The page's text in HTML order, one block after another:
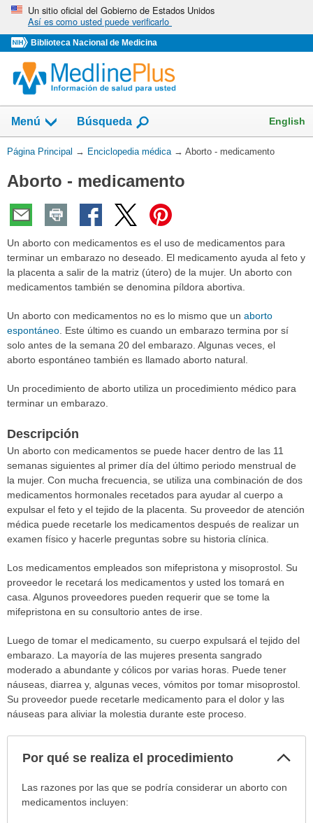
Omita
vaya
al
Contenido
Un sitio oficial del Gobierno de Estados Unidos
Así es como usted puede verificarlo
Biblioteca Nacional de Medicina
Menú Búsqueda English
Usted
aquí:
Página Principal → Enciclopedia médica → Aborto - medicamento
Aborto - medicamento
Un aborto con medicamentos es el uso de medicamentos para
terminar un embarazo no deseado. El medicamento ayuda al feto y
la placenta a salir de la matriz (útero) de la mujer. Un aborto con
medicamentos también se denomina píldora abortiva.
Un aborto con medicamentos no es lo mismo que un aborto
espontáneo. Este último es cuando un embarazo termina por sí
solo antes de la semana 20 del embarazo. Algunas veces, el
aborto espontáneo también es llamado aborto natural.
Un procedimiento de aborto utiliza un procedimiento médico para
terminar un embarazo.
Descripción
Un aborto con medicamentos se puede hacer dentro de las 11
semanas siguientes al primer día del último periodo menstrual de
la mujer. Con mucha frecuencia, se utiliza una combinación de dos
medicamentos hormonales recetados para ayudar al cuerpo a
expulsar el feto y el tejido de la placenta. Su proveedor de atención
médica puede recetarle los medicamentos después de realizar un
examen físico y hacerle preguntas sobre su historia clínica.
Los medicamentos empleados son mifepristona y misoprostol. Su
proveedor le recetará los medicamentos y usted los tomará en
casa. Algunos proveedores pueden requerir que se tome la
mifepristona en su consultorio antes de irse.
Luego de tomar el medicamento, su cuerpo expulsará el tejido del
embarazo. La mayoría de las mujeres presenta sangrado
moderado a abundante y cólicos por varias horas. Puede tener
náuseas, diarrea y, algunas veces, vómitos por tomar misoprostol.
Su proveedor puede recetarle medicamento para el dolor y las
náuseas para aliviar la molestia durante este proceso.
Por qué se realiza el procedimiento
Por
qué
Las razones por las que se podría considerar un aborto con
medicamentos incluyen: